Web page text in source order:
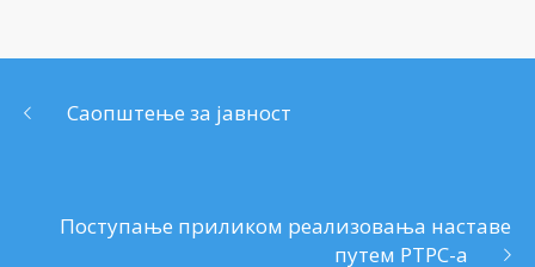
Саопштење за јавност
Поступање приликом реализовања наставе
путем РТРС-а